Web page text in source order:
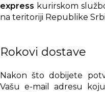
express kurirskom
na teritoriji Republike
Rokovi dostave
Nakon što dobijete
Vašu e-mail adresu